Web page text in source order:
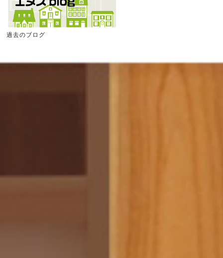
過去のブログ